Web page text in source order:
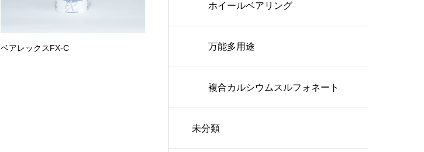
ベアレックスFX-C
ホイールベアリング
万能多用途
複合カルシウムスルフォネート
未分類